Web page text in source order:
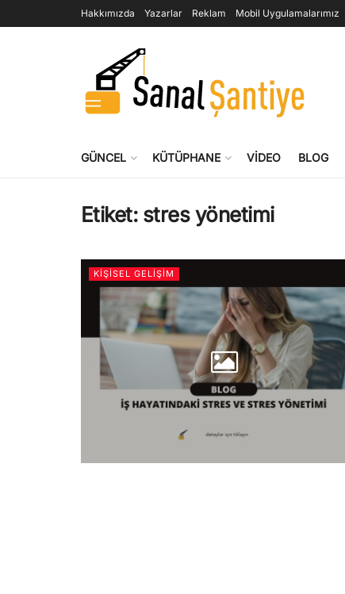
Hakkımızda Yazarlar Reklam Mobil Uygulamalarımız
GÜNCEL KÜTÜPHANE VIDEO BLOG
Etiket: stres yönetimi
KIŞISEL GELIŞIM